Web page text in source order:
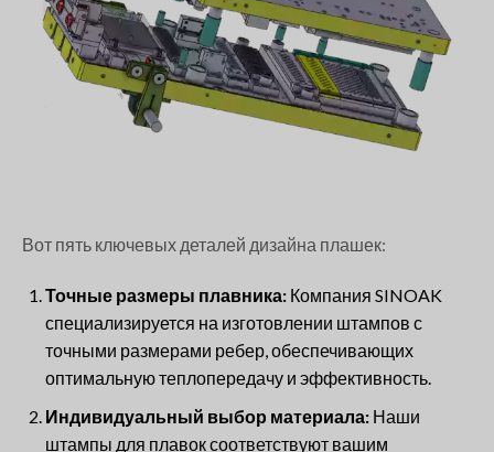
Вот пять ключевых деталей дизайна плашек:
Точные размеры плавника:Компания SINOAK
специализируется на изготовлении штампов с
точными размерами ребер, обеспечивающих
оптимальную теплопередачу и эффективность.
Индивидуальный выбор материала:Наши
штампы для плавок соответствуют вашим